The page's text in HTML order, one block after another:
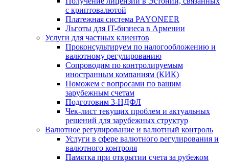
с криптовалютой
Платежная система PAYONEER
Льготы для IT-бизнеса в Армении
Услуги для частных клиентов
Проконсультируем по налогообложению и
валютному регулированию
Сопроводим по контролируемым
иностранным компаниям (КИК)
Поможем с вопросами по вашим
зарубежным счетам
Подготовим 3-НДФЛ
Чек-лист текущих проблем и актуальных
решений для зарубежных структур
Валютное регулирование и валютный контроль
Услуги в сфере валютного регулирования и
валютного контроля
Памятка при открытии счета за рубежом